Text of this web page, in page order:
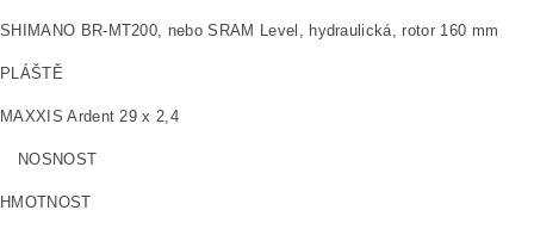
SHIMANO BR-MT200, nebo SRAM Level, hydraulická, rotor 160 mm
PLÁŠTĚ
MAXXIS Ardent 29 x 2,4
NOSNOST
HMOTNOST